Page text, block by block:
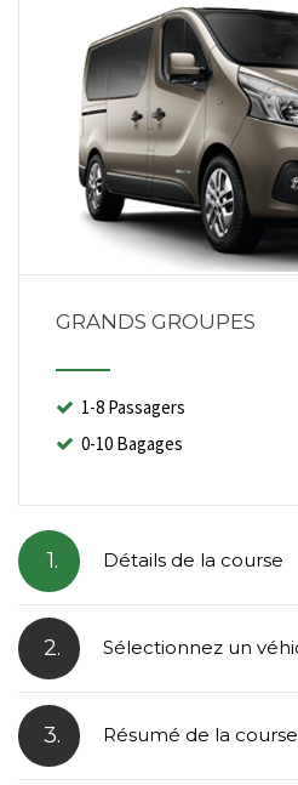
GRANDS GROUPES
1-8 Passagers
0-10 Bagages
1. Détails de la course
2. Sélectionnez un
3. Résumé de la course